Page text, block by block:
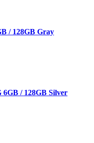
/ 128GB Gray
6GB / 128GB Silver